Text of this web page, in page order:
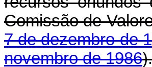
Comissão de
7 de dezembro de
novembro de 1986).